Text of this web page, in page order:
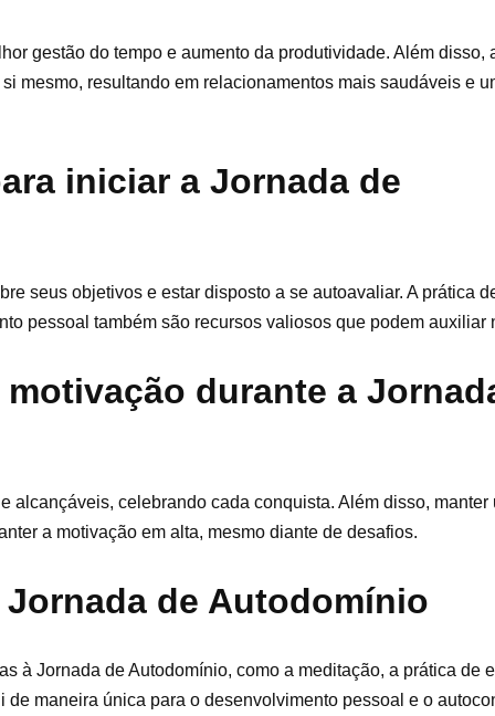
gestão do tempo e aumento da produtividade. Além disso,
mesmo, resultando em relacionamentos mais saudáveis e
iniciar a Jornada de
seus objetivos e estar disposto a se autoavaliar. A prática
pessoal também são recursos valiosos que podem auxiliar
durante a
alcançáveis, celebrando cada conquista. Além disso, manter
a motivação em alta, mesmo diante de desafios.
de Autodomínio
à Jornada de Autodomínio, como a meditação, a prática de
maneira única para o desenvolvimento pessoal e o